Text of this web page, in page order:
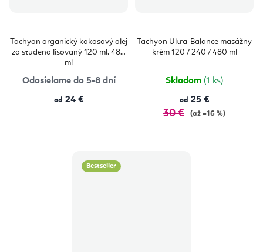
Tachyon organický kokosový olej
za studena lisovaný 120 ml, 480
ml
Odosielame do 5-8 dní
od 24 €
Tachyon Ultra-Balance masážny
krém 120 / 240 / 480 ml
Skladom (1 ks)
od 25 €
30 € (až –16 %)
Bestseller